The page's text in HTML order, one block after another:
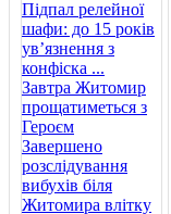
Підпал релейної
шафи: до 15 років
ув’язнення з
конфіска ...
Завтра Житомир
прощатиметься з
Героєм
Завершено
розслідування
вибухів біля
Житомира влітку